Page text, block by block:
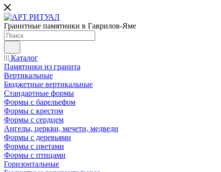
Гранитные памятники в Гаврилов-Яме
Каталог
Памятники из гранита
Вертикальные
Бюджетные вертикальные
Стандартные формы
Формы с барельефом
Формы с крестом
Формы с сердцем
Ангелы, церкви, мечети, медведи
Формы с деревьями
Формы с цветами
Формы с птицами
Горизонтальные